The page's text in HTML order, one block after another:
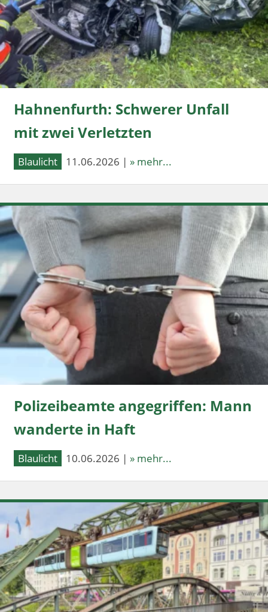
Hahnenfurth: Schwerer Unfall
mit zwei Verletzten
Blaulicht 11.06.2026 | » mehr...
Polizeibeamte angegriffen: Mann
wanderte in Haft
Blaulicht 10.06.2026 | » mehr...